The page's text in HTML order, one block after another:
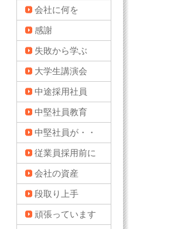
会社に何を
感謝
失敗から学ぶ
大学生講演会
中途採用社員
中堅社員教育
中堅社員が・・
従業員採用前に
会社の資産
段取り上手
頑張っています